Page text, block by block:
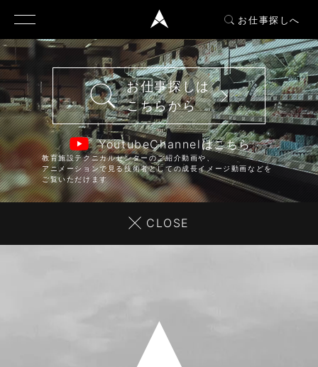
お仕事探しへ
お仕事探しは
こちらから
YoutubeChannelはこちら
教育施設テクニカルセンターのご紹介動画や、
アニメーションで見る技術者としての成長イメージ動画などを
ご覧いただけます
CLOSE